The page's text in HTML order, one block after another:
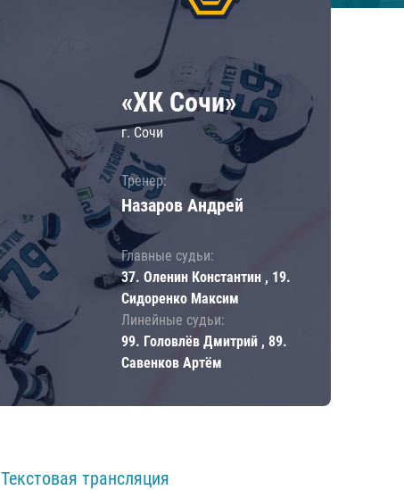
«ХК Сочи»
г. Сочи
Тренер:
Назаров Андрей
Главные судьи:
37. Оленин Константин , 19.
Сидоренко Максим
Линейные судьи:
99. Головлёв Дмитрий , 89.
Савенков Артём
Текстовая трансляция